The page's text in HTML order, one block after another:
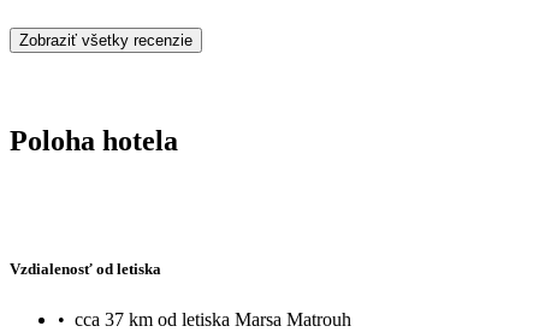
Zobraziť všetky recenzie
Poloha hotela
Vzdialenosť od letiska
• cca 37 km od letiska Marsa Matrouh